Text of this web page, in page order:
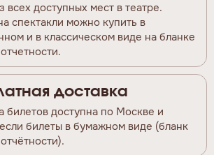
всех доступных мест в театре.
спектакли можно купить в
и в классическом виде на бланке
доставка
билетов доступна по Москве и
билеты в бумажном виде (бланк